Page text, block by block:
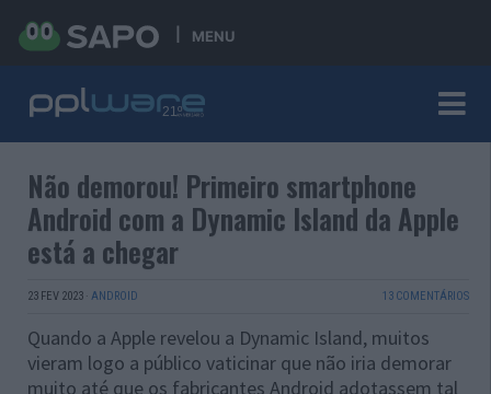
MENU
Não demorou! Primeiro smartphone
Android com a Dynamic Island da Apple
está a chegar
23 FEV 2023 · ANDROID 13 COMENTÁRIOS
Quando a Apple revelou a Dynamic Island, muitos
vieram logo a público vaticinar que não iria demorar
muito até que os fabricantes Android adotassem tal